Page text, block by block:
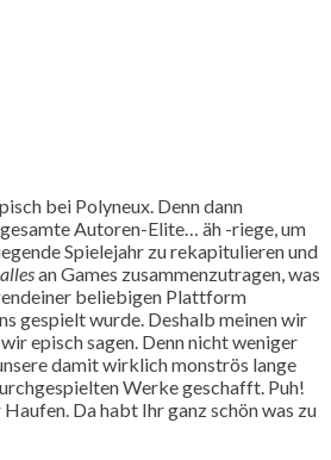
bei Polyneux. Denn dann
Autoren-Elite… äh -riege, um
Spielejahr zu rekapitulieren und
an Games zusammenzutragen, was
beliebigen Plattform
gespielt wurde. Deshalb meinen wir
episch sagen. Denn nicht weniger
damit wirklich monströs lange
Werke geschafft. Puh!
Da habt Ihr ganz schön was zu